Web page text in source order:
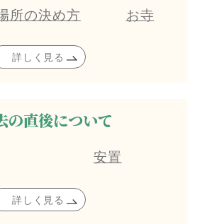
所の決め方 お寺
詳しく見る
の直後について
安置
詳しく見る